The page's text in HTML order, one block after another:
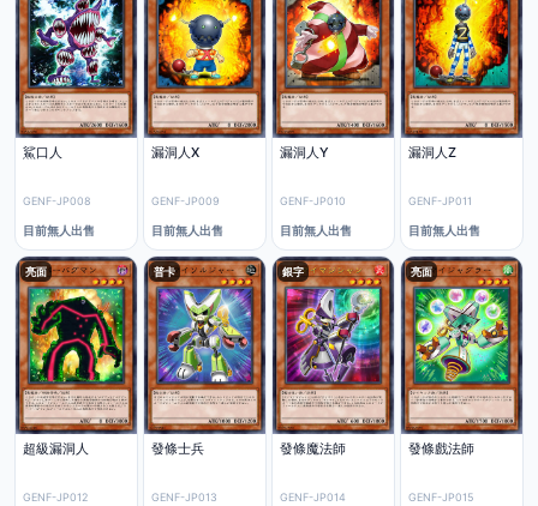
鯊口人
GENF-JP008
目前無人出售
漏洞人X
GENF-JP009
目前無人出售
漏洞人Y
GENF-JP010
目前無人出售
漏洞人Z
GENF-JP011
目前無人出售
亮面
超級漏洞人
GENF-JP012
普卡
發條士兵
GENF-JP013
銀字
發條魔法師
GENF-JP014
亮面
發條戲法師
GENF-JP015